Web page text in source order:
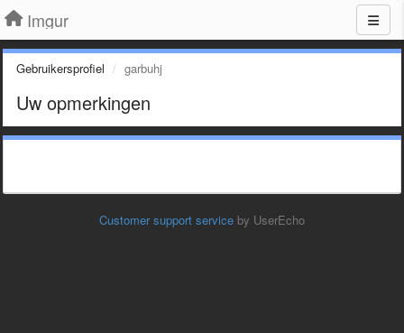
Imgur
Gebruikersprofiel garbuhj
Uw opmerkingen
Customer support service by UserEcho